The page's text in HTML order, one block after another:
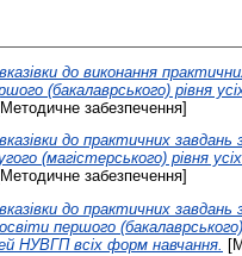
до виконання
(бакалаврського) рівня
забезпечення]
до практичних завдань
(магістерського) рівня
забезпечення]
до практичних завдань
першого
НУВГП всіх форм навчання.